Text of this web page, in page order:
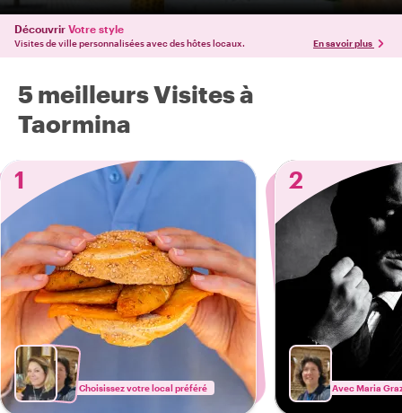
Découvrir Votre style
Visites de ville personnalisées avec des hôtes locaux. En savoir plus
5 meilleurs Visites à
Taormina
1
Choisissez votre local préféré
2
Avec Maria